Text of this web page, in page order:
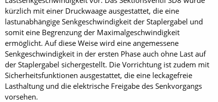
kürzlich mit einer Druckwaage ausgestattet, die eine
lastunabhängige Senkgeschwindigkeit der Staplergabel und
somit eine Begrenzung der Maximalgeschwindigkeit
ermöglicht. Auf diese Weise wird eine angemessene
Senkgeschwindigkeit in der ersten Phase auch ohne Last auf
der Staplergabel sichergestellt. Die Vorrichtung ist zudem mit
Sicherheitsfunktionen ausgestattet, die eine leckagefreie
Lasthaltung und die elektrische Freigabe des Senkvorgangs
vorsehen.